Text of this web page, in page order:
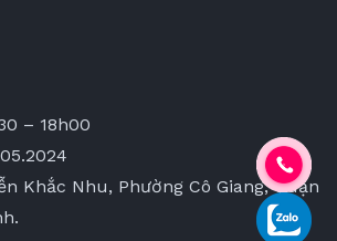
– 18h00
Khắc Nhu, Phường Cô Giang, Quận